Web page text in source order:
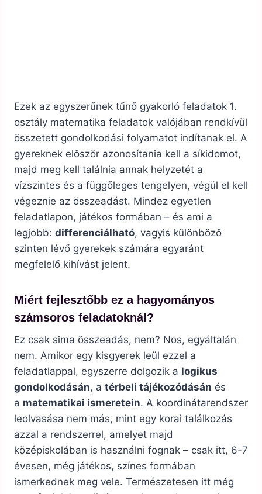
Ezek az egyszerűnek tűnő gyakorló feladatok 1.
osztály matematika feladatok valójában rendkívül
összetett gondolkodási folyamatot indítanak el. A
gyereknek először azonosítania kell a síkidomot,
majd meg kell találnia annak helyzetét a
vízszintes és a függőleges tengelyen, végül el kell
végeznie az összeadást. Mindez egyetlen
feladatlapon, játékos formában – és ami a
legjobb: differenciálható, vagyis különböző
szinten lévő gyerekek számára egyaránt
megfelelő kihívást jelent.
Miért fejlesztőbb ez a hagyományos
számsoros feladatoknál?
Ez csak sima összeadás, nem? Nos, egyáltalán
nem. Amikor egy kisgyerek leül ezzel a
feladatlappal, egyszerre dolgozik a logikus
gondolkodásán, a térbeli tájékozódásán és
a matematikai ismeretein. A koordinátarendszer
leolvasása nem más, mint egy korai találkozás
azzal a rendszerrel, amelyet majd
középiskolában is használni fognak – csak itt, 6-7
évesen, még játékos, színes formában
ismerkednek meg vele. Természetesen itt még